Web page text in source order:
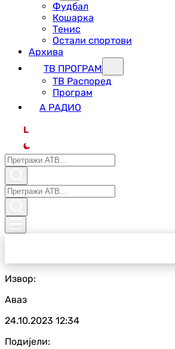
Фудбал
Кошарка
Тенис
Остали спортови
Архива
ТВ ПРОГРАМ
ТВ Распоред
Програм
А РАДИО
L
Извор:
Аваз
24.10.2023 12:34
Подијели: